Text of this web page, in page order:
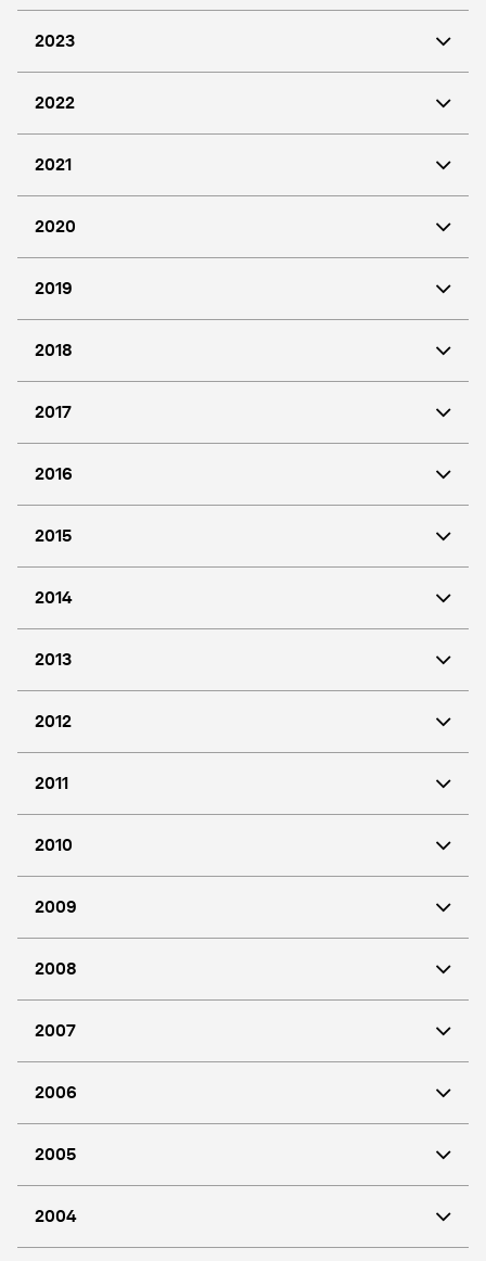
2023
2022
2021
2020
2019
2018
2017
2016
2015
2014
2013
2012
2011
2010
2009
2008
2007
2006
2005
2004